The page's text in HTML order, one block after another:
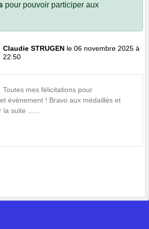
pour pouvoir participer aux
Claudie STRUGEN le 06 novembre 2025 à
22:50
Toutes mes félicitations pour
évènement ! Bravo aux médaillés et
la suite ......